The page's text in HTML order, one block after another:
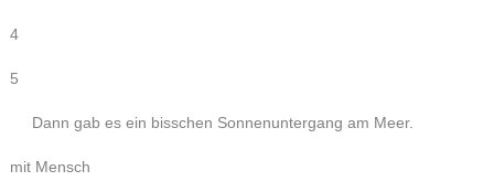
4
5
Dann gab es ein bisschen Sonnenuntergang am Meer.
mit Mensch